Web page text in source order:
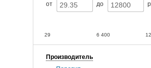
от до
29 6 400
Производитель